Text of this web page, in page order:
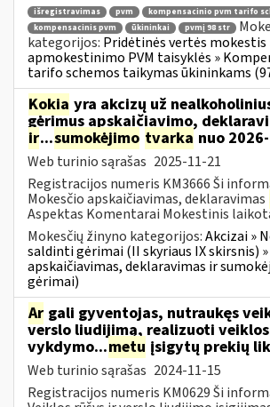
išregistravimas pvm
kompensacinio pvm tarifo
kompensacinis pvm
ūkininkai pvmį 98 str
kategorijos: Pridėtinės vertės mokestis
apmokestinimo PVM taisyklės »
tarifo schemos taikymas ūkininkams
Kokia yra akcizų už
gėrimus apskaičiavimo,
ir...sumokėjimo tvarka nuo
Web turinio sąrašas 2025-11-21
Registracijos numeris KM3666 Ši
Mokesčio apskaičiavimas, deklaravimas
Aspektas Komentarai Mokestinis
Mokesčių žinyno kategorijos:Akcizai »
saldinti gėrimai (II skyriaus IX skirsnis)
apskaičiavimas, deklaravimas ir
gėrimai)
Ar gali gyventojas, nutraukęs
verslo liudijimą, realizuoti veiklos
vykdymo...metu įsigytų prekių
Web turinio sąrašas 2024-11-15
Registracijos numeris KM0629 Ši